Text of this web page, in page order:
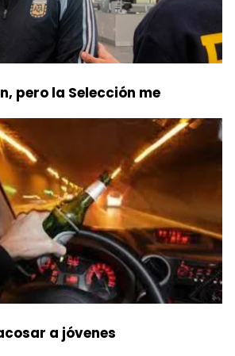
pero la Selección me
a jóvenes